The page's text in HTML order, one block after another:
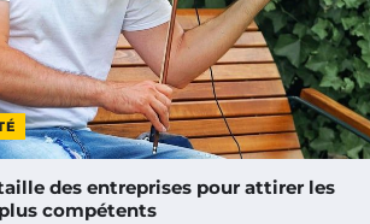
des entreprises pour attirer les
compétents